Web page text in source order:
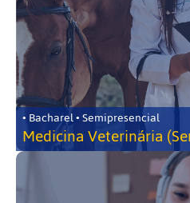
• Bacharel • Semipresencial
Medicina Veterinária